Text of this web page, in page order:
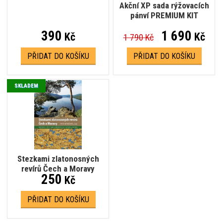
390 Kč
PŘIDAT DO KOŠÍKU
Akční XP sada rýžovacích
pánví PREMIUM KIT
1 790 Kč 1 690 Kč
PŘIDAT DO KOŠÍKU
Stezkami zlatonosných
revírů Čech a Moravy
SKLADEM
250 Kč
PŘIDAT DO KOŠÍKU